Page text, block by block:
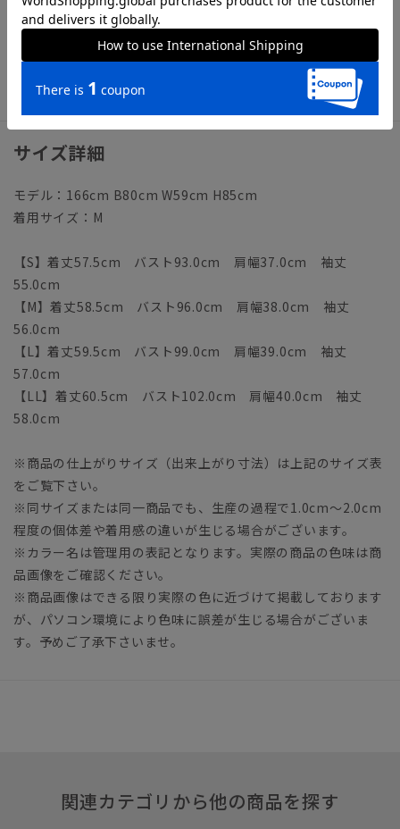
アイテム詳細
【仕様】レギュラーカラー／長袖
【洗濯表示】洗濯機可（ネット使用・弱水流）
サイズ詳細
モデル：166cm B80cm W59cm H85cm
着用サイズ：M
【S】着丈57.5cm バスト93.0cm 肩幅37.0cm 袖丈
55.0cm
【M】着丈58.5cm バスト96.0cm 肩幅38.0cm 袖丈
56.0cm
【L】着丈59.5cm バスト99.0cm 肩幅39.0cm 袖丈
57.0cm
【LL】着丈60.5cm バスト102.0cm 肩幅40.0cm 袖丈
58.0cm
※商品の仕上がりサイズ（出来上がり寸法）は上記のサイズ表
をご覧下さい。
※同サイズまたは同一商品でも、生産の過程で1.0cm～2.0cm
程度の個体差や着用感の違いが生じる場合がございます。
※カラー名は管理用の表記となります。実際の商品の色味は商
品画像をご確認ください。
※商品画像はできる限り実際の色に近づけて掲載しております
が、パソコン環境により色味に誤差が生じる場合がございま
す。予めご了承下さいませ。
関連カテゴリから他の商品を探す